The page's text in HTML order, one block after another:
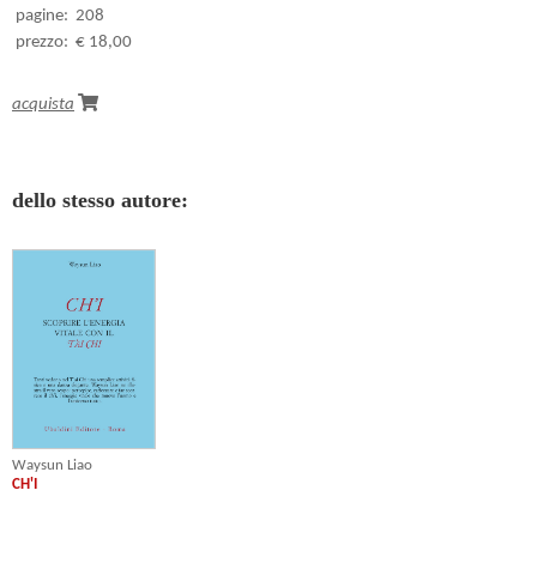
pagine: 208
prezzo: € 18,00
acquista
dello stesso autore:
Waysun Liao
CH'I